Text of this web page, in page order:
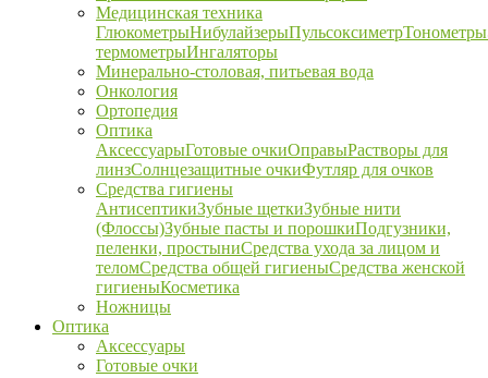
Медицинская техника
ГлюкометрыНибулайзерыПульсоксиметрТонометры
термометрыИнгаляторы
Минерально-столовая, питьевая вода
Онкология
Ортопедия
Оптика
АксессуарыГотовые очкиОправыРастворы для
линзСолнцезащитные очкиФутляр для очков
Средства гигиены
АнтисептикиЗубные щеткиЗубные нити
(Флоссы)Зубные пасты и порошкиПодгузники,
пеленки, простыниСредства ухода за лицом и
теломСредства общей гигиеныСредства женской
гигиеныКосметика
Ножницы
Оптика
Аксессуары
Готовые очки